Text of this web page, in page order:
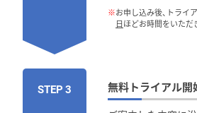
※お申し込み後、トライ
日ほどお時間をいただ
STEP 3 無料トライアル開